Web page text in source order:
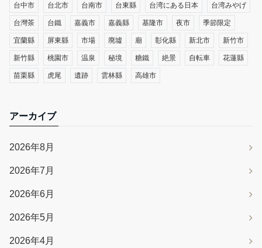
台中市 台北市 台南市 台東縣 台湾にある日本 台湾みやげ
台灣茶 台鐵 嘉義市 嘉義縣 基隆市 夜市 季節限定
宜蘭縣 屏東縣 市場 廃墟 廟 彰化縣 新北市 新竹市
新竹縣 桃園市 温泉 秘境 糖鐵 絶景 自転車 花蓮縣
苗栗縣 虎尾 遺跡 雲林縣 高雄市
アーカイブ
2026年8月
2026年7月
2026年6月
2026年5月
2026年4月